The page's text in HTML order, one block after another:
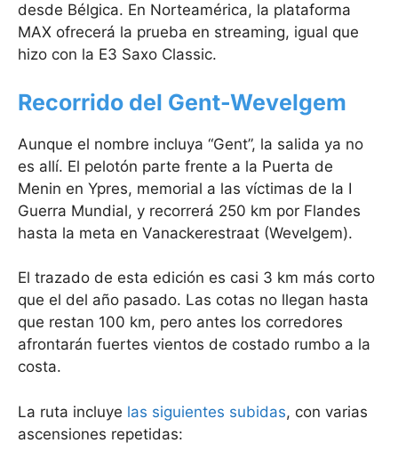
desde Bélgica. En Norteamérica, la plataforma
MAX ofrecerá la prueba en streaming, igual que
hizo con la E3 Saxo Classic.
Recorrido del Gent-Wevelgem
Aunque el nombre incluya “Gent”, la salida ya no
es allí. El pelotón parte frente a la Puerta de
Menin en Ypres, memorial a las víctimas de la I
Guerra Mundial, y recorrerá 250 km por Flandes
hasta la meta en Vanackerestraat (Wevelgem).
El trazado de esta edición es casi 3 km más corto
que el del año pasado. Las cotas no llegan hasta
que restan 100 km, pero antes los corredores
afrontarán fuertes vientos de costado rumbo a la
costa.
La ruta incluye las siguientes subidas, con varias
ascensiones repetidas: